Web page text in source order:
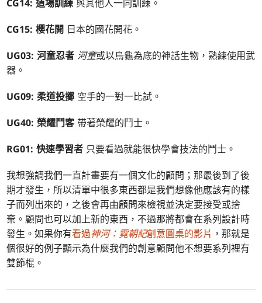
CG14: 道場訓練 與其他人一同訓練。
CG15: 櫻花開 日本的國花開花。
UG03: 河童忍者 河童或以烏龜為底的神話生物，熟練使用武
器。
UG09: 柔道投擲 空手的一對一比試。
UG40: 榮耀鬥客 帶著榮耀的鬥士。
RG01: 快速學習者 只要看過就能很快學會技法的鬥士。
我想強調我們一直計畫要有一個文化的顧問；那最後到了後
期才發生，所以清單中很多東西都是我們想像他應該有的樣
子而列出來的，之後會再由顧問來檢視並決定要接受或捨
棄。顧問也可以加上新的東西，不過那將都會在系列設計時
發生。如果你有看過神河：霓朝紀創意圓桌的影片 ，那就是
個很好的例子顯示為什麼我們的創意顧問他不想要系列裡有
雙節棍。